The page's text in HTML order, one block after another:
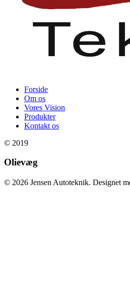
Forside
Om os
Vores Vision
Produkter
Kontakt os
© 2019
Olievæg
© 2026 Jensen Autoteknik. Designet